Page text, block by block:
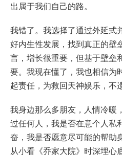
出属于我们自己的路。
我错了。我选择了通过外延式
好内生性发展，找到真正的壁
言，增长很重要，但基于壁垒
要。我现在懂了，我也相信为
起责任，为救回天神娱乐，不
我身边那么多朋友，人情冷暖
过任何人，我是否在意个人私
奋，我是否愿意尽可能的帮助
从小看《乔家大院》时深埋心